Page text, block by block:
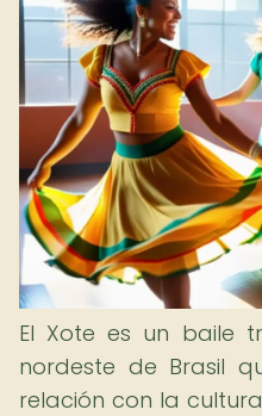
El Xote es un baile
nordeste de Brasil
relación con la